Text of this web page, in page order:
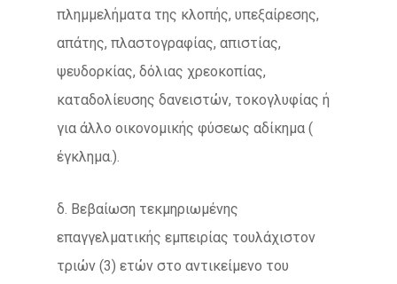
πλημμελήματα της κλοπής, υπεξαίρεσης,
απάτης, πλαστογραφίας, απιστίας,
ψευδορκίας, δόλιας χρεοκοπίας,
καταδολίευσης δανειστών, τοκογλυφίας ή
για άλλο οικονομικής φύσεως αδίκημα (
έγκλημα.).
δ. Βεβαίωση τεκμηριωμένης
επαγγελματικής εμπειρίας τουλάχιστον
τριών (3) ετών στο αντικείμενο του